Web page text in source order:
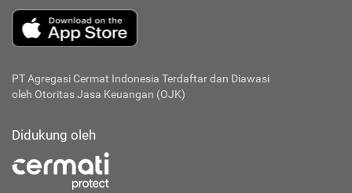
PT Agregasi Cermat Indonesia Terdaftar dan Diawasi
oleh Otoritas Jasa Keuangan (OJK)
Didukung oleh